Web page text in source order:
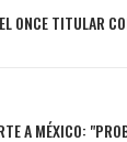
ONCE TITULAR
A MÉXICO: